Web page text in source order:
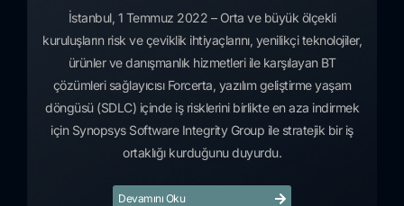
İstanbul, 1 Temmuz 2022 – Orta ve büyük ölçekli
kuruluşların risk ve çeviklik ihtiyaçlarını, yenilikçi teknolojiler,
ürünler ve danışmanlık hizmetleri ile karşılayan BT
çözümleri sağlayıcısı Forcerta, yazılım geliştirme yaşam
döngüsü (SDLC) içinde iş risklerini birlikte en aza indirmek
için Synopsys Software Integrity Group ile stratejik bir iş
ortaklığı kurduğunu duyurdu.
Devamını Oku